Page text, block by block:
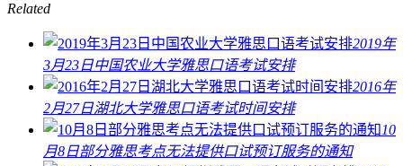
Related
2019年
3月23日中国农业大学雅思口语考试安排
2016年
2月27日湖北大学雅思口语考试时间安排
10
月8日部分雅思考点无法提供口试预订服务的通知